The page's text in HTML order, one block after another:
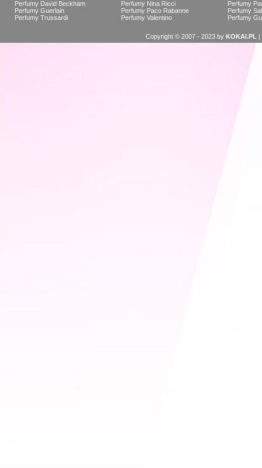
Perfumy David Beckham Perfumy Nina Ricci
Perfumy
Perfumy Guerlain
Perfumy Paco Rabanne
Perfumy
Perfumy Trussardi
Perfumy Valentino Perfumy
Copyright © 2007 - 2023 by KOKAI.PL |